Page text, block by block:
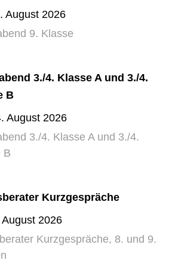
August 2026
9. Klasse
3./4. Klasse A und 3./4.
B
August 2026
3./4. Klasse A und 3./4.
B
Kurzgespräche
August 2026
Kurzgespräche, 8. und 9.